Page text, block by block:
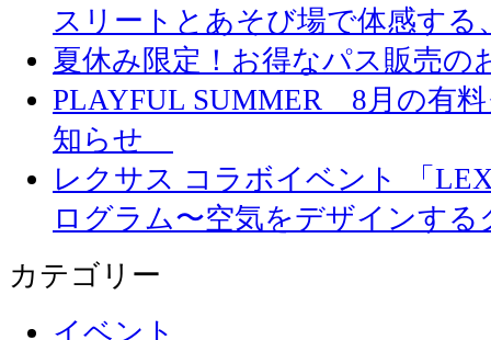
スリートとあそび場で体感する
夏休み限定！お得なパス販売の
PLAYFUL SUMMER 8月の有
知らせ
レクサス コラボイベント 「
ログラム〜空気をデザインす
カテゴリー
イベント